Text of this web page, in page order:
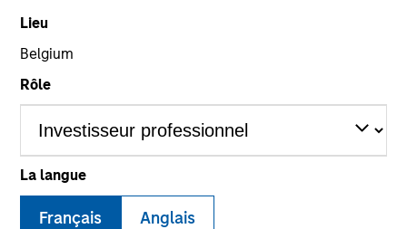
Lieu
Belgium
Rôle
La langue
Français Anglais
Years
TEAM
Morgan Stanley Capital Partners